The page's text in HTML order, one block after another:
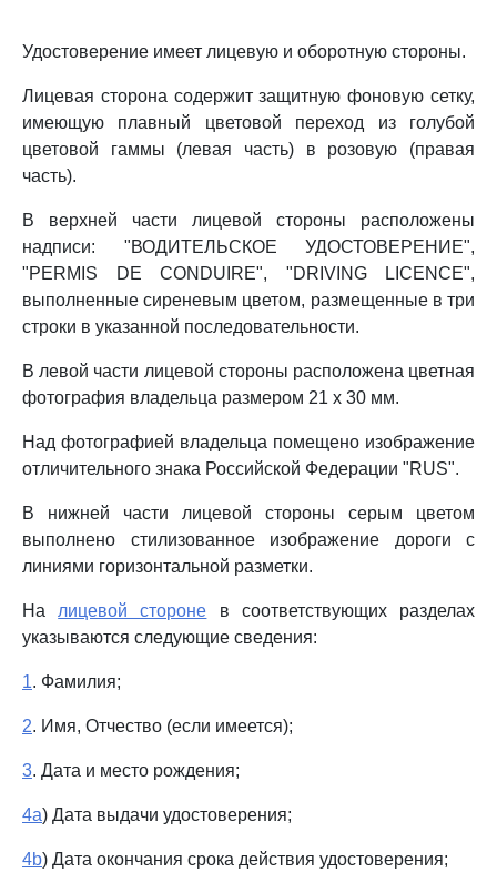
Удостоверение имеет лицевую и оборотную стороны.
Лицевая сторона содержит защитную фоновую сетку,
имеющую плавный цветовой переход из голубой
цветовой гаммы (левая часть) в розовую (правая
часть).
В верхней части лицевой стороны расположены
надписи: "ВОДИТЕЛЬСКОЕ УДОСТОВЕРЕНИЕ",
"PERMIS DE CONDUIRE", "DRIVING LICENCE",
выполненные сиреневым цветом, размещенные в три
строки в указанной последовательности.
В левой части лицевой стороны расположена цветная
фотография владельца размером 21 x 30 мм.
Над фотографией владельца помещено изображение
отличительного знака Российской Федерации "RUS".
В нижней части лицевой стороны серым цветом
выполнено стилизованное изображение дороги с
линиями горизонтальной разметки.
На лицевой стороне в соответствующих разделах
указываются следующие сведения:
1. Фамилия;
2. Имя, Отчество (если имеется);
3. Дата и место рождения;
4a) Дата выдачи удостоверения;
4b) Дата окончания срока действия удостоверения;